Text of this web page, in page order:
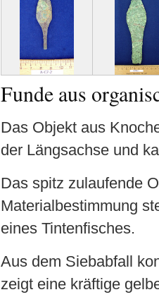
Funde aus
Das Objekt aus
der Längsachse und
Das spitz zulaufende
Materialbestimmung
eines Tintenfisches.
Aus dem Siebabfall
zeigt eine kräftige